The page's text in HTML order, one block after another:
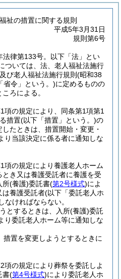
祉の措置に関する規則
平成5年3月31日
規則第6号
法律第133号。以下「法」とい
ついては、法、老人福祉法施行
及び老人福祉法施行規則 (昭和38
省令」という。)に定めるものの
ろによる。
項の規定により、同条第1項第1
措置(以下「措置」という。)の
たときは、措置開始・変更・
り当該決定に係る者に通知しな
項の規定により養護老人ホーム
き又は養護受託者に養護を受
所(養護)委託書(第2号様式)によ
は養護受託者(以下「委託老人ホ
なければならない。
とするときは、入所(養護)委託
り委託老人ホーム等に通知しな
措置を変更しようとするときに
項の規定により葬祭を委託しよ
書(第4号様式)により委託老人ホ